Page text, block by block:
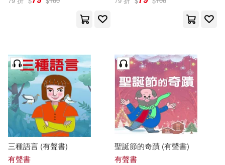
三種語言 (有聲書)
有聲書
聖誕節的奇蹟 (有聲書)
有聲書